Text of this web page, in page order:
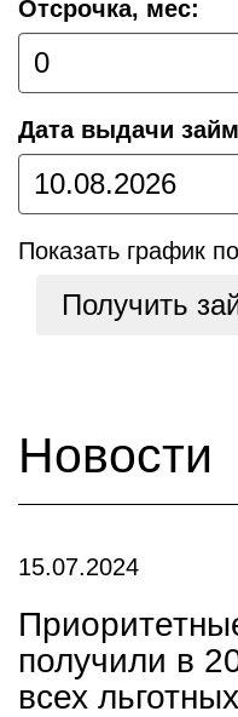
Отсрочка, мес:
Дата выдачи
Показать график
Получить
Новости
15.07.2024
получили в
всех